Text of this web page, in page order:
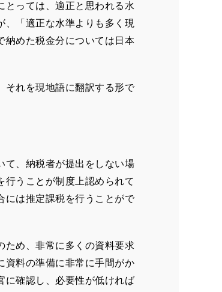
とっては、適正と思われる水
、「適正な水準よりも多く現
納めた税金分については日本
それを現地語に翻訳する形で
て、納税者が提出をしない場
行うことが制度上認められて
には推定課税を行うことがで
ため、非常に多くの資料要求
資料の準備に非常に手間がか
に確認し、必要性が低ければ